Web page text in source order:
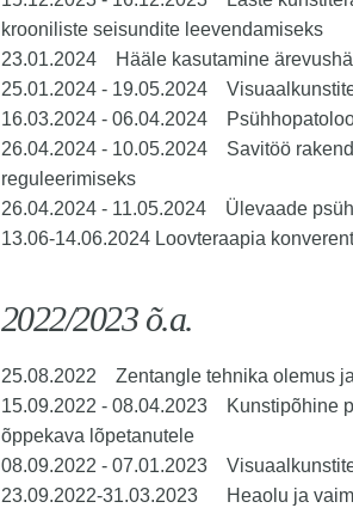
krooniliste seisundite leevendamiseks
23.01.2024 Hääle kasutamine
25.01.2024 - 19.05.2024
16.03.2024 - 06.04.2024
26.04.2024 - 10.05.2024 Savitöö
reguleerimiseks
26.04.2024 - 11.05.2024 Ülevaade
13.06-14.06.2024 Loovteraapia
2022/2023 õ.a.
25.08.2022 Zentangle tehnika olemus
15.09.2022 - 08.04.2023 Kunstipõhine
õppekava lõpetanutele
08.09.2022 - 07.01.2023
23.09.2022-31.03.2023 Heaolu ja